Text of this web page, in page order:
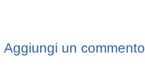
Aggiungi un commento